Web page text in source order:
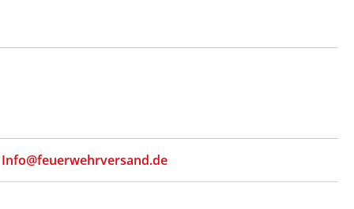
Info@feuerwehrversand.de